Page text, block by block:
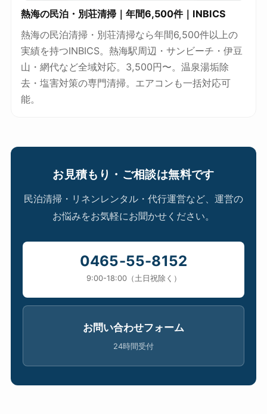
熱海の民泊・別荘清掃｜年間6,500件｜INBICS
熱海の民泊清掃・別荘清掃なら年間6,500件以上の
実績を持つINBICS。熱海駅周辺・サンビーチ・伊豆
山・網代など全域対応。3,500円〜。温泉湯垢除
去・塩害対策の専門清掃。エアコンも一括対応可
能。
お見積もり・ご相談は無料です
民泊清掃・リネンレンタル・代行運営など、運営の
お悩みをお気軽にお聞かせください。
0465-55-8152
9:00-18:00（土日祝除く）
お問い合わせフォーム
24時間受付